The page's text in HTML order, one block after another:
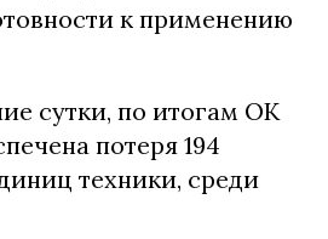
к применению
сутки, по итогам ОК
потеря 194
техники, среди